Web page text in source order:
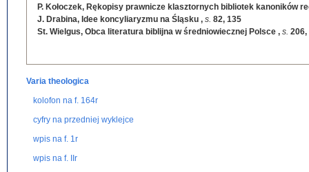
P. Kołoczek, Rękopisy prawnicze klasztornych bibliotek kanoników
J. Drabina, Idee koncyliaryzmu na Śląsku , s. 82, 135
St. Wielgus, Obca literatura biblijna w średniowiecznej Polsce , s. 206,
Varia theologica
kolofon na f. 164r
cyfry na przedniej wyklejce
wpis na f. 1r
wpis na f. IIr